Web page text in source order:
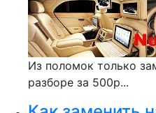
Из поломок только
разборе за 500р...